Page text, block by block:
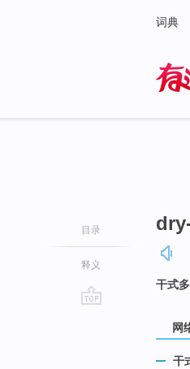
词典
目录
释义
干式
网
干